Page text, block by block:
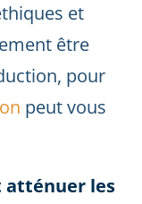
et
être
pour
peut vous
les